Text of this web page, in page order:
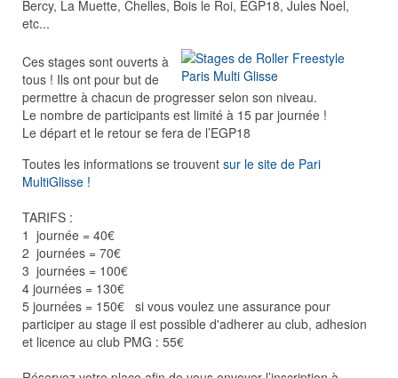
Bercy, La Muette, Chelles, Bois le Roi, EGP18, Jules Noel,
etc...
Ces stages sont ouverts à
tous ! Ils ont pour but de
permettre à chacun de progresser selon son niveau.
Le nombre de participants est limité à 15 par journée !
Le départ et le retour se fera de l’EGP18
Toutes les informations se trouvent sur le site de Pari
MultiGlisse !
TARIFS :
1 journée = 40€
2 journées = 70€
3 journées = 100€
4 journées = 130€
5 journées = 150€ si vous voulez une assurance pour
participer au stage il est possible d'adherer au club, adhesion
et licence au club PMG : 55€